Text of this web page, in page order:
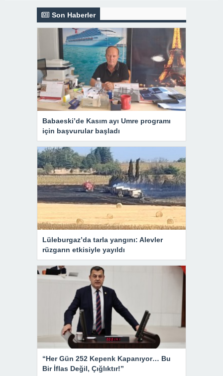
Son Haberler
Babaeski’de Kasım ayı Umre programı
için başvurular başladı
Lüleburgaz’da tarla yangını: Alevler
rüzgarın etkisiyle yayıldı
“Her Gün 252 Kepenk Kapanıyor… Bu
Bir İflas Değil, Çığlıktır!”